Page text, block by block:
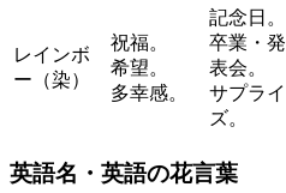
レインボ
ー（染）
祝福。
希望。
多幸感。
記念日。
卒業・発
表会。
サプライ
ズ。
英語名・英語の花言葉